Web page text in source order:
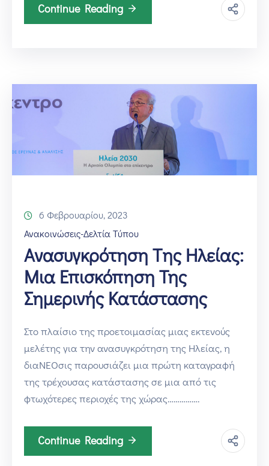
Continue Reading
6 Φεβρουαρίου, 2023
Ανακοινώσεις-Δελτία Τύπου
Ανασυγκρότηση Tης Ηλείας:
Μια Επισκόπηση Της
Σημερινής Κατάστασης
Στο πλαίσιο της προετοιμασίας μιας εκτενούς
μελέτης για την ανασυγκρότηση της Ηλείας, η
διαΝΕΟσις παρουσιάζει μια πρώτη καταγραφή
της τρέχουσας κατάστασης σε μια από τις
φτωχότερες περιοχές της χώρας…………….
Continue Reading